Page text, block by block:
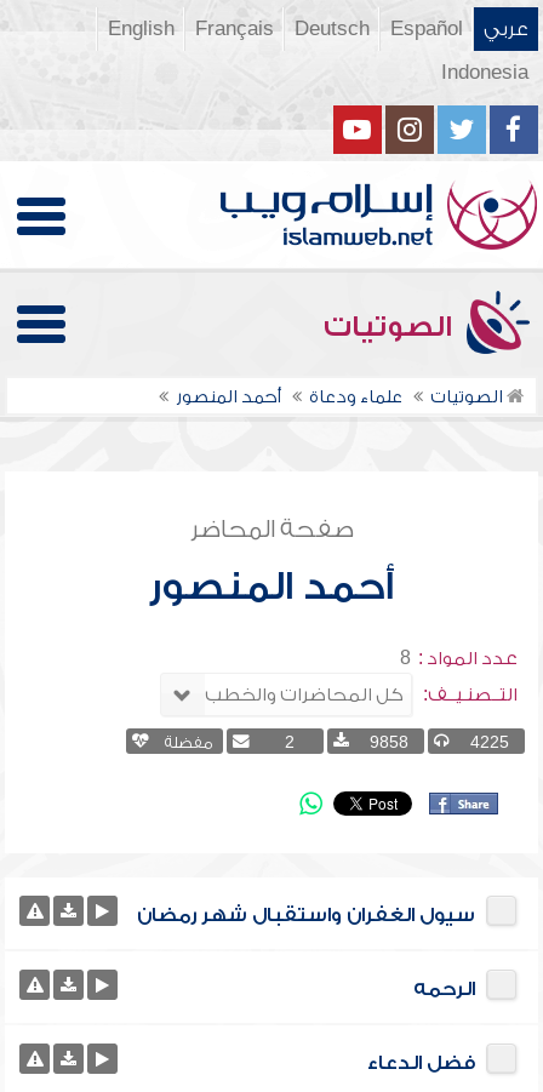
عربي Español
Deutsch
Français
English
Indonesia
الصوتيات
الصوتيات علماء ودعاة أحمد المنصور
صفحة المحاضر
أحمد المنصور
عدد المواد : 8
التــصنـيــف:
4225
9858
2 مفضلة
سيول الغفران واستقبال شهر رمضان
الرحمه
فضل الدعاء